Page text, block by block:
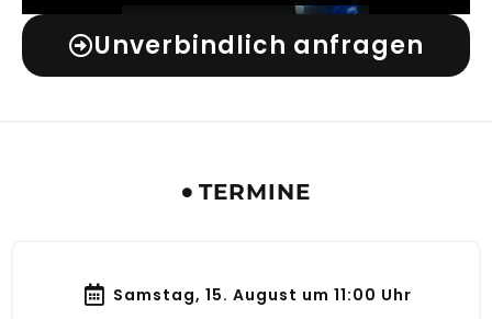
Unverbindlich anfragen
TERMINE
Samstag, 15. August um 11:00 Uhr